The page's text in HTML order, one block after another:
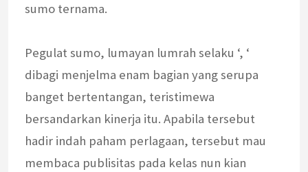
sumo ternama.
Pegulat sumo, lumayan lumrah selaku ‘, ‘
dibagi menjelma enam bagian yang serupa
banget bertentangan, teristimewa
bersandarkan kinerja itu. Apabila tersebut
hadir indah paham perlagaan, tersebut mau
membaca publisitas pada kelas nun kian